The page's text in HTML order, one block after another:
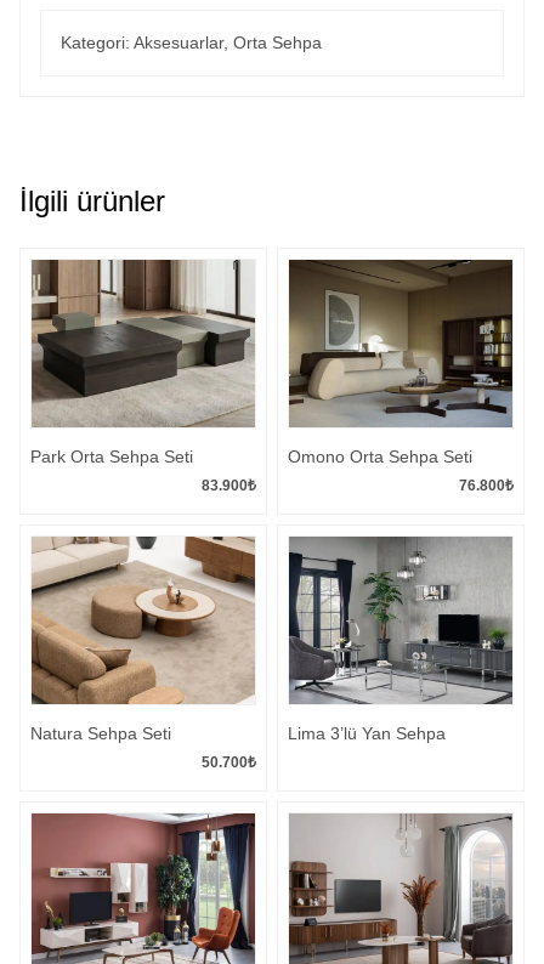
Kategori: Aksesuarlar, Orta Sehpa
İlgili ürünler
Park Orta Sehpa Seti
83.900₺
Omono Orta Sehpa Seti
76.800₺
Natura Sehpa Seti
50.700₺
Lima 3’lü Yan Sehpa